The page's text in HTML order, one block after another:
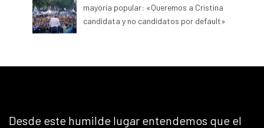
mayoría popular: «Queremos a Cristina
candidata y no candidatos por default»
Desde este humilde lugar entendemos que el